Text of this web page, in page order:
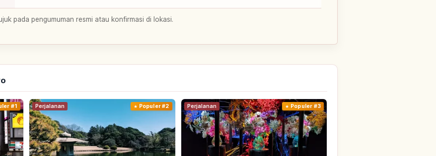
pada pengumuman resmi atau konfirmasi di lokasi.
#1 Perjalanan Populer #2 Perjalanan Populer #3